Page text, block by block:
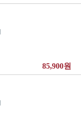
85,900원